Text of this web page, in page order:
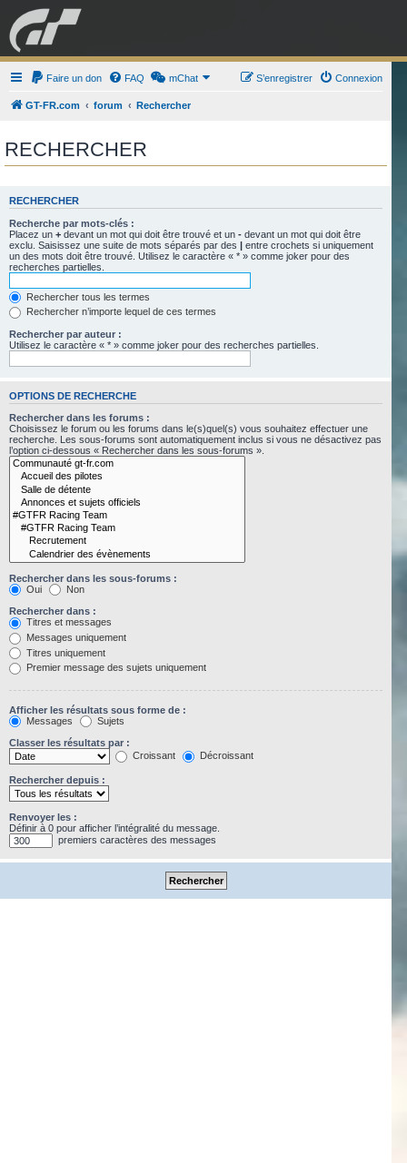
GRAN TURISMO FORUM
ESPORT BOUTIQUE
Faire un don FAQ mChat Connexion
S’enregistrer
GT-FR.com forum Rechercher
RECHERCHER
RECHERCHER
Recherche par mots-clés :
Placez un + devant un mot qui doit être trouvé et un - devant un mot qui doit être
exclu. Saisissez une suite de mots séparés par des | entre crochets si uniquement
un des mots doit être trouvé. Utilisez le caractère « * » comme joker pour des
recherches partielles.
Rechercher tous les termes
Rechercher n’importe lequel de ces termes
Rechercher par auteur :
Utilisez le caractère « * » comme joker pour des recherches partielles.
OPTIONS DE RECHERCHE
Rechercher dans les forums :
Choisissez le forum ou les forums dans le(s)quel(s) vous souhaitez effectuer une
recherche. Les sous-forums sont automatiquement inclus si vous ne désactivez pas
l’option ci-dessous « Rechercher dans les sous-forums ».
Rechercher dans les sous-forums :
Oui
Non
Rechercher dans :
Titres et messages
Messages uniquement
Titres uniquement
Premier message des sujets uniquement
Afficher les résultats sous forme de :
Messages
Sujets
Classer les résultats par :
Croissant
Décroissant
Rechercher depuis :
Renvoyer les :
Définir à 0 pour afficher l’intégralité du message.
premiers caractères des messages